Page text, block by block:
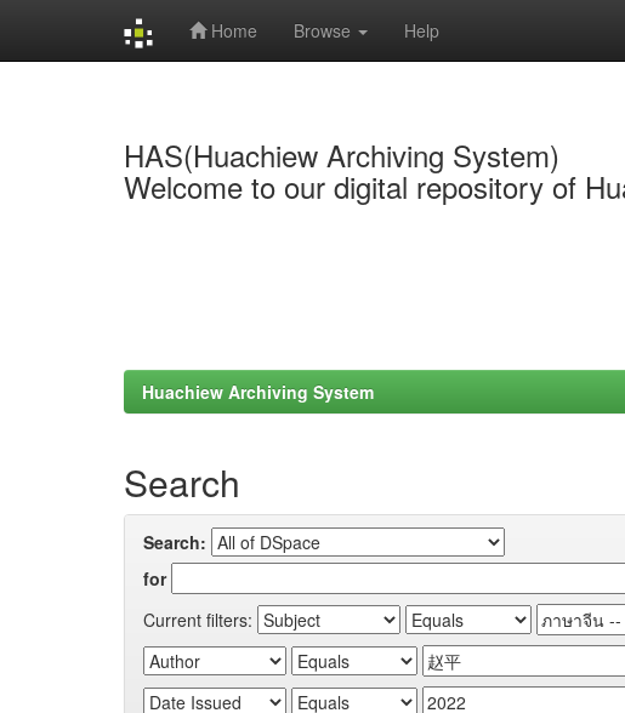
Home Browse Help
HAS(Huachiew Archiving System)
Welcome to our digital repository of
Huachiew Archiving System
Search
Search:
for
Current filters: